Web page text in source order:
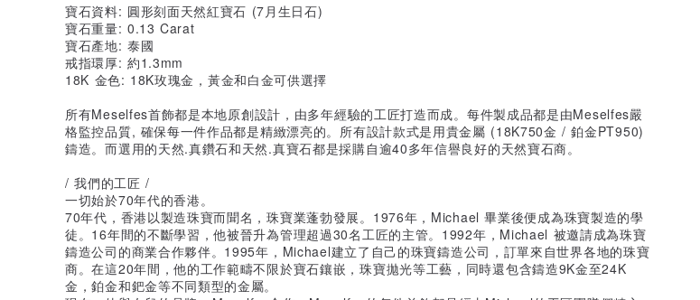
寶石資料: 圓形刻面天然紅寶石 (7月生日石)
寶石重量: 0.13 Carat
寶石產地: 泰國
戒指環厚: 約1.3mm
18K 金色: 18K玫瑰金，黃金和白金可供選擇
所有Meselfes首飾都是本地原創設計，由多年經驗的工匠打造而成。每件製成品都是由Meselfes嚴
格監控品質, 確保每一件作品都是精緻漂亮的。所有設計款式是用貴金屬 (18K750金 / 鉑金PT950)
鑄造。而選用的天然.真鑽石和天然.真寶石都是採購自逾40多年信譽良好的天然寶石商。
/ 我們的工匠 /
一切始於70年代的香港。
70年代，香港以製造珠寶而聞名，珠寶業蓬勃發展。1976年，Michael 畢業後便成為珠寶製造的學
徒。16年間的不斷學習，他被晉升為管理超過30名工匠的主管。1992年，Michael 被邀請成為珠寶
鑄造公司的商業合作夥伴。1995年，Michael建立了自己的珠寶鑄造公司，訂單來自世界各地的珠寶
商。在這20年間，他的工作範疇不限於寶石鑲嵌，珠寶拋光等工藝，同時還包含鑄造9K金至24K
金，鉑金和鈀金等不同類型的金屬。